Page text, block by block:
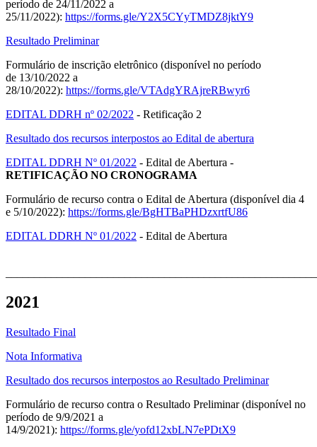
período de 24/11/2022 a
25/11/2022): https://forms.gle/Y2X5CYyTMDZ8jktY9
Resultado Preliminar
Formulário de inscrição eletrônico (disponível no período
de 13/10/2022 a
28/10/2022): https://forms.gle/VTAdgYRAjreRBwyr6
EDITAL DDRH nº 02/2022 - Retificação 2
Resultado dos recursos interpostos ao Edital de abertura
EDITAL DDRH Nº 01/2022 - Edital de Abertura -
RETIFICAÇÃO NO CRONOGRAMA
Formulário de recurso contra o Edital de Abertura (disponível dia 4
e 5/10/2022): https://forms.gle/BgHTBaPHDzxrtfU86
EDITAL DDRH Nº 01/2022 - Edital de Abertura
2021
Resultado Final
Nota Informativa
Resultado dos recursos interpostos ao Resultado Preliminar
Formulário de recurso contra o Resultado Preliminar (disponível no
período de 9/9/2021 a
14/9/2021): https://forms.gle/yofd12xbLN7ePDtX9